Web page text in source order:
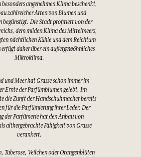
besonders angenehmen Klima beschenkt,
zahlreicher Arten von Blumen und
begünstigt. Die Stadt profitiert von der
dem milden Klima des Mittelmeers,
nächtlichen Kühle und dem Reichtum
daher über ein außergewöhnliches
Mikroklima.
und Meer hat Grasse schon immer im
Ernte der Parfümblumen gelebt. Im
die Zunft der Handschuhmacher bereits
für die Parfümierung ihrer Leder. Der
der Parfümerie hat den Anbau von
althergebrachte Fähigkeit von Grasse
verankert.
Tuberose, Veilchen oder Orangenblüten